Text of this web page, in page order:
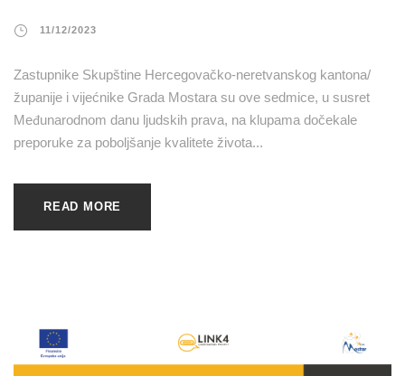
11/12/2023
Zastupnike Skupštine Hercegovačko-neretvanskog kantona/
županije i vijećnike Grada Mostara su ove sedmice, u susret
Međunarodnom danu ljudskih prava, na klupama dočekale
preporuke za poboljšanje kvalitete života...
READ MORE